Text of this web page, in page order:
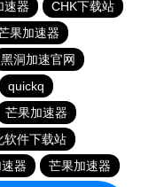
速器
CHK下载站
果加速器
黑洞加速官网
quickq
芒果加速器
软件下载站
器
芒果加速器